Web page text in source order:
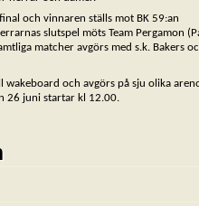
och vinnaren ställs mot BK 59:an
slutspel möts Team Pergamon
matcher avgörs med s.k. Bakers
och avgörs på sju olika
26 juni startar kl 12.00.